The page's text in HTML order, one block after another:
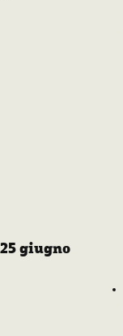
25 giugno